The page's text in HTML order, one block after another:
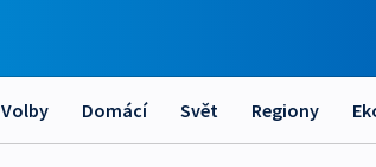
Volby Domácí Svět Regiony